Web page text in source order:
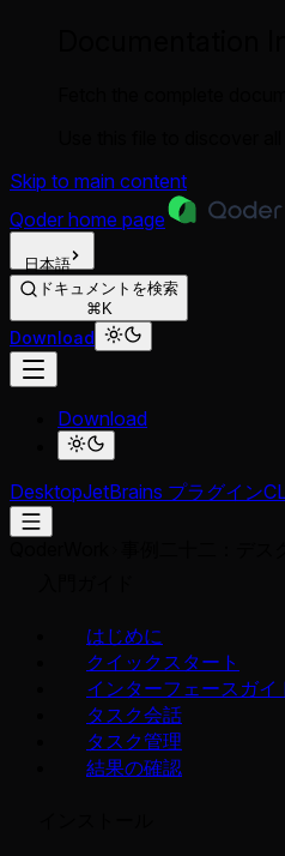
Skip to main content
Qoder home page
日本語
ドキュメントを検索
⌘K
Download
Download
DesktopJetBrains プラグイン
はじめに
クイックスタート
インターフェースガイ
タスク会話
タスク管理
結果の確認